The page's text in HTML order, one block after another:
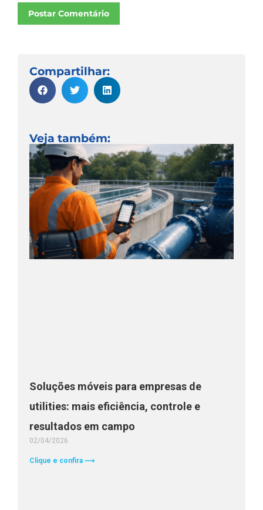
Postar Comentário
Compartilhar:
Veja também:
Soluções móveis para empresas de
utilities: mais eficiência, controle e
resultados em campo
02/04/2026
Clique e confira ⟶